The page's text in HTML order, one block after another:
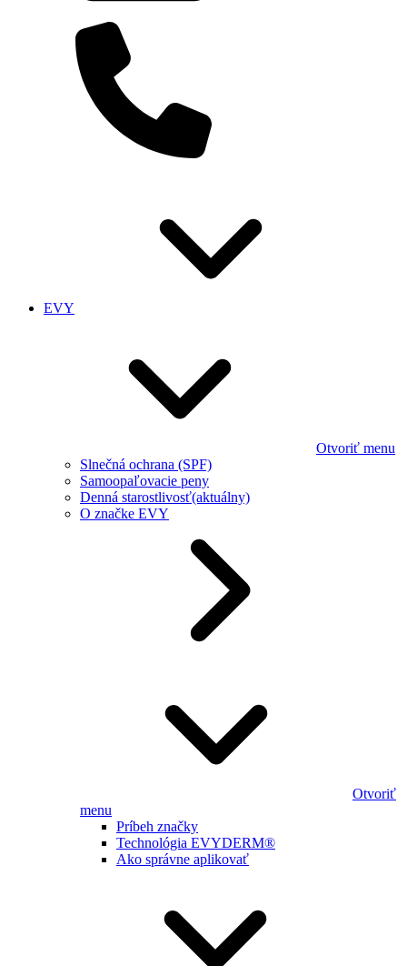
EVY
Otvoriť menu
Slnečná ochrana (SPF)
Samoopaľovacie peny
Denná starostlivosť(aktuálny)
O značke EVY
Otvoriť
menu
Príbeh značky
Technológia EVYDERM®
Ako správne aplikovať